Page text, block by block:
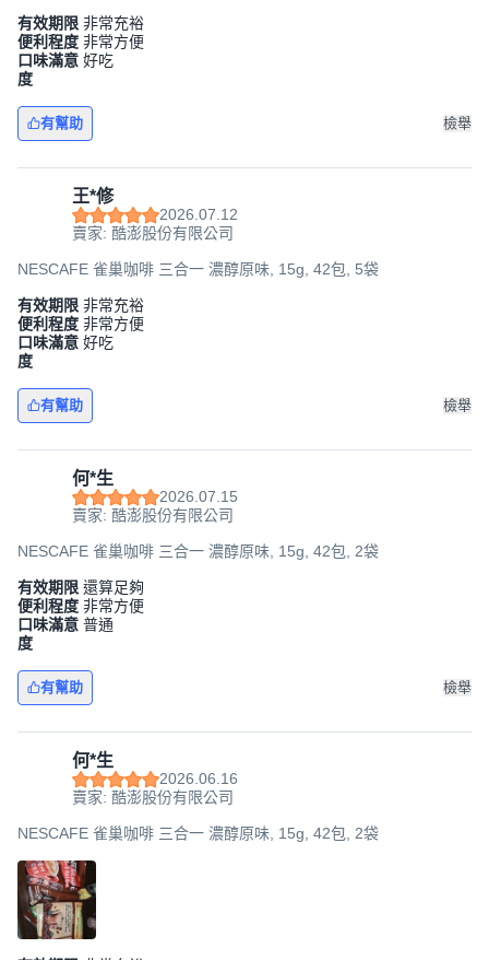
有效期限 非常充裕
便利程度 非常方便
口味滿意
度
好吃
有幫助 檢舉
王*修
2026.07.12
賣家: 酷澎股份有限公司
NESCAFE 雀巢咖啡 三合一 濃醇原味, 15g, 42包, 5袋
有效期限 非常充裕
便利程度 非常方便
口味滿意
度
好吃
有幫助 檢舉
何*生
2026.07.15
賣家: 酷澎股份有限公司
NESCAFE 雀巢咖啡 三合一 濃醇原味, 15g, 42包, 2袋
有效期限 還算足夠
便利程度 非常方便
口味滿意
度
普通
有幫助 檢舉
何*生
2026.06.16
賣家: 酷澎股份有限公司
NESCAFE 雀巢咖啡 三合一 濃醇原味, 15g, 42包, 2袋